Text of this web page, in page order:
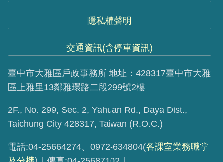
隱私權聲明
交通資訊(含停車資訊)
臺中市大雅區戶政事務所 地址：428317臺中市大雅
區上雅里13鄰雅環路二段299號2樓
2F., No. 299, Sec. 2, Yahuan Rd., Daya Dist.,
Taichung City 428317, Taiwan (R.O.C.)
電話:04-25664274、0972-634804(各課室業務職掌